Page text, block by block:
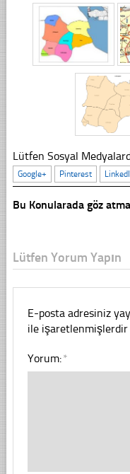
Lütfen Sosyal
Google+
Pinterest
Bu Konularada göz
Lütfen Yorum Yapın
E-posta adresiniz
ile işaretlenmişlerdir
Yorum:*